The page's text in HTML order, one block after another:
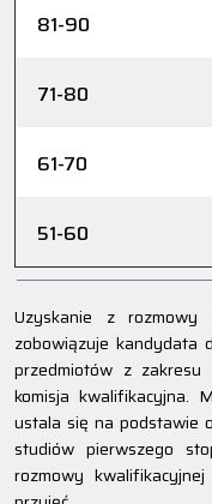
81-90
71-80
61-70
51-60
Uzyskanie z
zobowiązuje kandydata
przedmiotów z
komisja kwalifikacyjna.
ustala się na podstawie
studiów pierwszego
rozmowy